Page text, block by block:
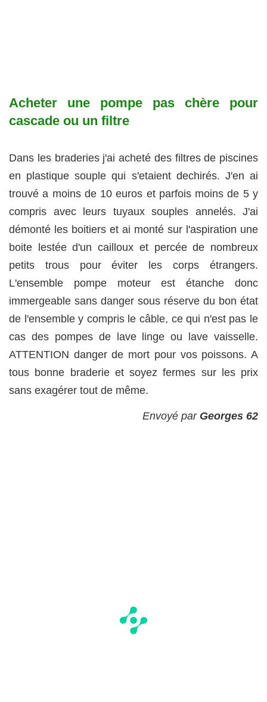
Acheter une pompe pas chère pour
cascade ou un filtre
Dans les braderies j'ai acheté des filtres de piscines
en plastique souple qui s'etaient dechirés. J'en ai
trouvé a moins de 10 euros et parfois moins de 5 y
compris avec leurs tuyaux souples annelés. J'ai
démonté les boitiers et ai monté sur l'aspiration une
boite lestée d'un cailloux et percée de nombreux
petits trous pour éviter les corps étrangers.
L'ensemble pompe moteur est étanche donc
immergeable sans danger sous réserve du bon état
de l'ensemble y compris le câble, ce qui n'est pas le
cas des pompes de lave linge ou lave vaisselle.
ATTENTION danger de mort pour vos poissons. A
tous bonne braderie et soyez fermes sur les prix
sans exagérer tout de même.
Envoyé par Georges 62